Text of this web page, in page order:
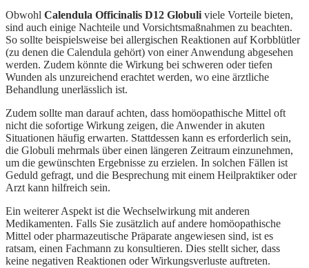
Obwohl Calendula Officinalis D12 Globuliviele Vorteile bieten,
sind auch einige Nachteile und Vorsichtsmaßnahmen zu beachten.
So sollte beispielsweise bei allergischen Reaktionen auf Korbblütler
(zu denen die Calendula gehört) von einer Anwendung abgesehen
werden. Zudem könnte die Wirkung bei schweren oder tiefen
Wunden als unzureichend erachtet werden, wo eine ärztliche
Behandlung unerlässlich ist.
Zudem sollte man darauf achten, dass homöopathische Mittel oft
nicht die sofortige Wirkung zeigen, die Anwender in akuten
Situationen häufig erwarten. Stattdessen kann es erforderlich sein,
die Globuli mehrmals über einen längeren Zeitraum einzunehmen,
um die gewünschten Ergebnisse zu erzielen. In solchen Fällen ist
Geduld gefragt, und die Besprechung mit einem Heilpraktiker oder
Arzt kann hilfreich sein.
Ein weiterer Aspekt ist die Wechselwirkung mit anderen
Medikamenten. Falls Sie zusätzlich auf andere homöopathische
Mittel oder pharmazeutische Präparate angewiesen sind, ist es
ratsam, einen Fachmann zu konsultieren. Dies stellt sicher, dass
keine negativen Reaktionen oder Wirkungsverluste auftreten.